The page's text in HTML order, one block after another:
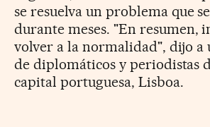
se resuelva un problema que
durante meses. "En resumen,
volver a la normalidad", dijo a
de diplomáticos y periodistas
capital portuguesa, Lisboa.